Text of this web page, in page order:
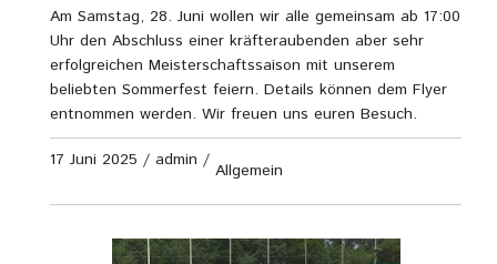
Am Samstag, 28. Juni wollen wir alle gemeinsam ab 17:00
Uhr den Abschluss einer kräfteraubenden aber sehr
erfolgreichen Meisterschaftssaison mit unserem
beliebten Sommerfest feiern. Details können dem Flyer
entnommen werden. Wir freuen uns euren Besuch.
17 Juni 2025 / admin / Allgemein